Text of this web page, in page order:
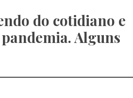
do cotidiano e
Alguns